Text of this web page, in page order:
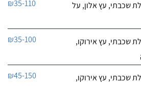
שכבתי, עץ אלון, על
₪35-110
שכבתי, עץ אירוקו,
₪35-100
שכבתי, עץ אירוקו,
₪45-150